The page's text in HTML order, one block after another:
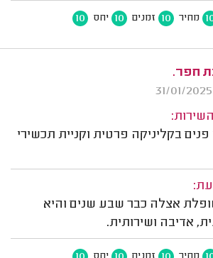
מחיר 10 זמנים 10 יחס 10
חפר.
פנים בקליניקה פרטית וקניית תכשירי
אצלה כבר שבע שנים והיא
אדיבה ושירותית.